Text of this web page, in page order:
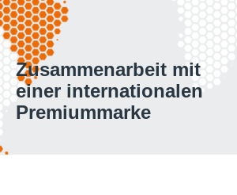
Zusammenarbeit mit
einer internationalen
Premiummarke